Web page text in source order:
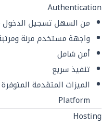
Authentication
من السهل تسجيل
واجهة مستخدم مرنة
أمن شامل
تنفيذ سريع
Platform
Hosting